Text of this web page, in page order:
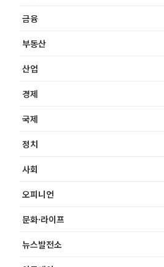
금융
부동산
산업
경제
국제
정치
사회
오피니언
문화·라이프
뉴스발전소